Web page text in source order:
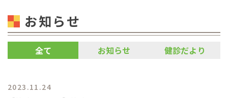
お知らせ
全て お知らせ 健診だより
2023.11.24